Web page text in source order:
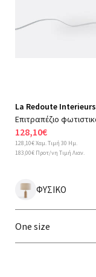
La Redoute Interieurs
128,10€
128,10€ Χαμ. Τιμή 30 Ημ.
183,00€ Προτ/νη Τιμή Λιαν.
ΦΥΣΙΚΟ
One size